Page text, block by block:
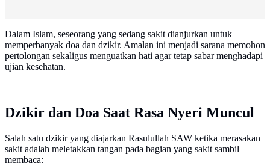
Dalam Islam, seseorang yang sedang sakit dianjurkan untuk
memperbanyak doa dan dzikir. Amalan ini menjadi sarana memohon
pertolongan sekaligus menguatkan hati agar tetap sabar menghadapi
ujian kesehatan.
Dzikir dan Doa Saat Rasa Nyeri Muncul
Salah satu dzikir yang diajarkan Rasulullah SAW ketika merasakan
sakit adalah meletakkan tangan pada bagian yang sakit sambil
membaca: